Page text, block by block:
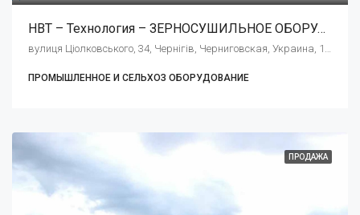
НВТ – Технология – ЗЕРНОСУШИЛЬНОЕ ОБОРУДОВАНИЕ ДЛЯ БИЗНЕСА
вулиця Ціолковського, 34, Чернігів, Черниговская, Украина, 14000
ПРОМЫШЛЕННОЕ И СЕЛЬХОЗ ОБОРУДОВАНИЕ
ПРОДАЖА